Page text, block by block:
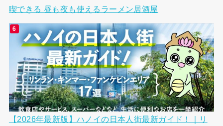
喫できる 昼も夜も使えるラーメン居酒屋
【2026年最新版】ハノイの日本人街最新ガイド！｜リ